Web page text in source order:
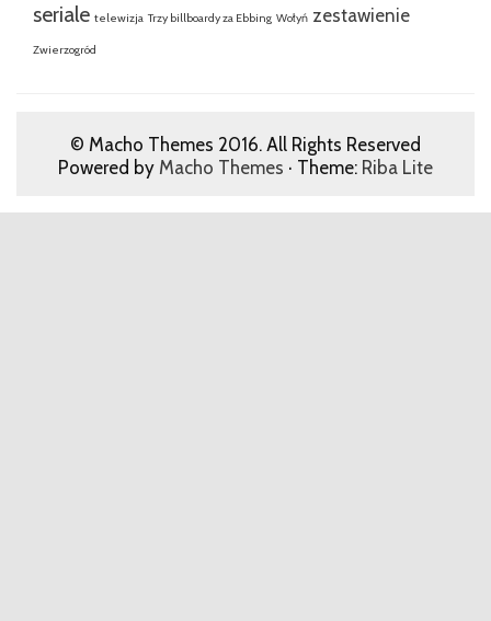
seriale telewizja Trzy billboardy za Ebbing Wołyń zestawienie
Zwierzogród
© Macho Themes 2016. All Rights Reserved
Powered by Macho Themes · Theme: Riba Lite